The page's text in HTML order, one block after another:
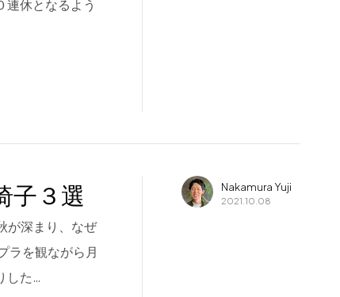
連休となるよう
子３選
が深まり、なぜ
ラを観ながら月
した…
Nakamura Yuji
2021.10.08